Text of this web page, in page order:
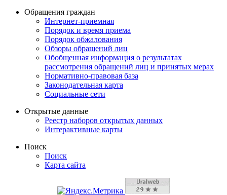
Обращения граждан
Интернет-приемная
Порядок и время приема
Порядок обжалования
Обзоры обращений лиц
Обобщенная информация о результатах
рассмотрения обращений лиц и принятых мерах
Нормативно-правовая база
Законодательная карта
Социальные сети
Открытые данные
Реестр наборов открытых данных
Интерактивные карты
Поиск
Поиск
Карта сайта